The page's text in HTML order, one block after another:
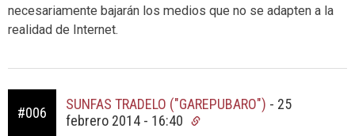
necesariamente bajarán los medios que no se adapten a la
realidad de Internet.
#006
SUNFAS TRADELO ("GAREPUBARO") - 25
febrero 2014 - 16:40